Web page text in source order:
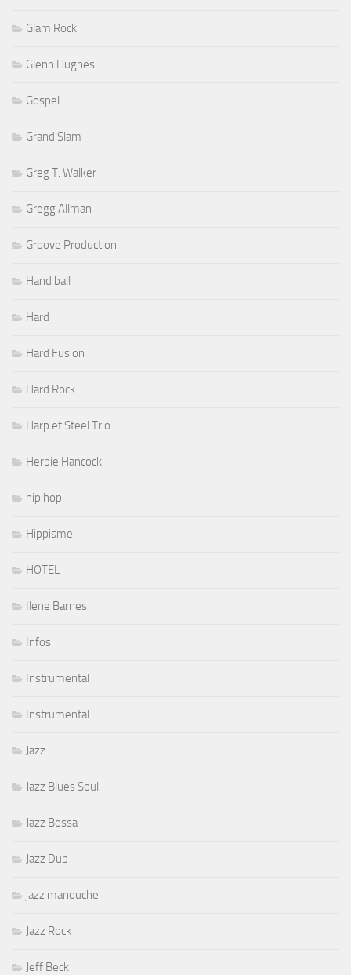
Glam Rock
Glenn Hughes
Gospel
Grand Slam
Greg T. Walker
Gregg Allman
Groove Production
Hand ball
Hard
Hard Fusion
Hard Rock
Harp et Steel Trio
Herbie Hancock
hip hop
Hippisme
HOTEL
Ilene Barnes
Infos
Instrumental
Instrumental
Jazz
Jazz Blues Soul
Jazz Bossa
Jazz Dub
jazz manouche
Jazz Rock
Jeff Beck